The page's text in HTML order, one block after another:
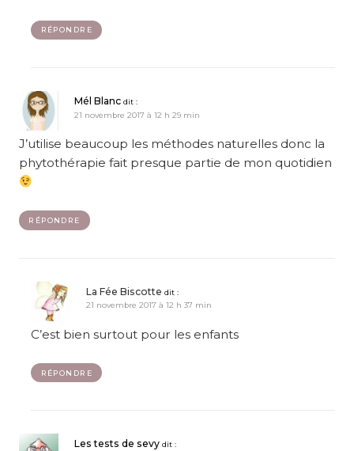
RÉPONDRE
Mél Blanc dit :
21 novembre 2017 à 12 h 29 min
J’utilise beaucoup les méthodes naturelles donc la
phytothérapie fait presque partie de mon quotidien
RÉPONDRE
La Fée Biscotte dit :
21 novembre 2017 à 12 h 37 min
C’est bien surtout pour les enfants
RÉPONDRE
Les tests de sevy dit :